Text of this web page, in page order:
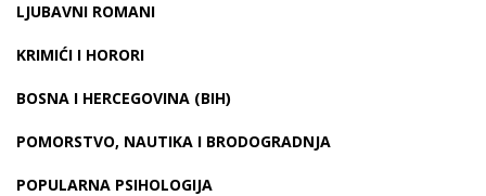
LJUBAVNI ROMANI
KRIMIĆI I HORORI
BOSNA I HERCEGOVINA (BIH)
POMORSTVO, NAUTIKA I BRODOGRADNJA
POPULARNA PSIHOLOGIJA